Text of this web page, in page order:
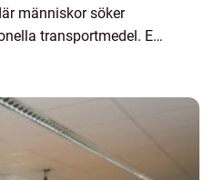
människor söker
transportmedel. En